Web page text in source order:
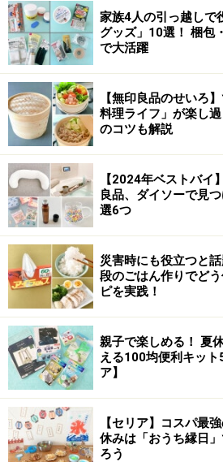
家族4人の引っ越しで
グッズ」10選！ 梱包
で大活躍
【無印良品のせいろ
料理ライフ」が楽し
のコツも解説
【2024年ベストバイ
良品、ダイソーで見
選6つ
災害時にも役立つと
段のごはん作りでど
ピを実践！
親子で楽しめる！ 夏
える100均便利キット
ア】
【セリア】コスパ最
休みは「おうち縁日
ろう